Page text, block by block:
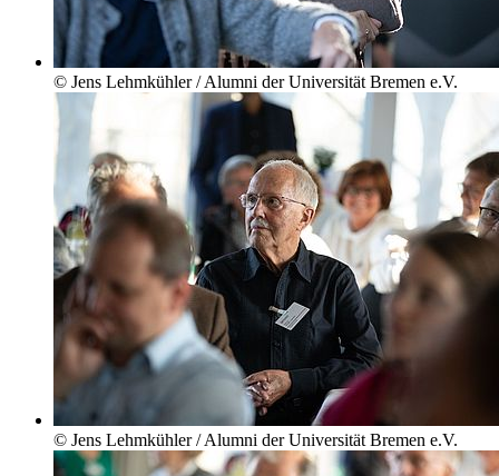
© Jens Lehmkühler / Alumni der Universität Bremen e.V.
© Jens Lehmkühler / Alumni der Universität Bremen e.V.